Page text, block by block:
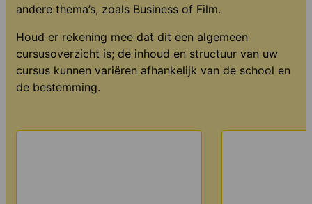
andere thema’s, zoals Business of Film.
Houd er rekening mee dat dit een algemeen
cursusoverzicht is; de inhoud en structuur van uw
cursus kunnen variëren afhankelijk van de school en
de bestemming.